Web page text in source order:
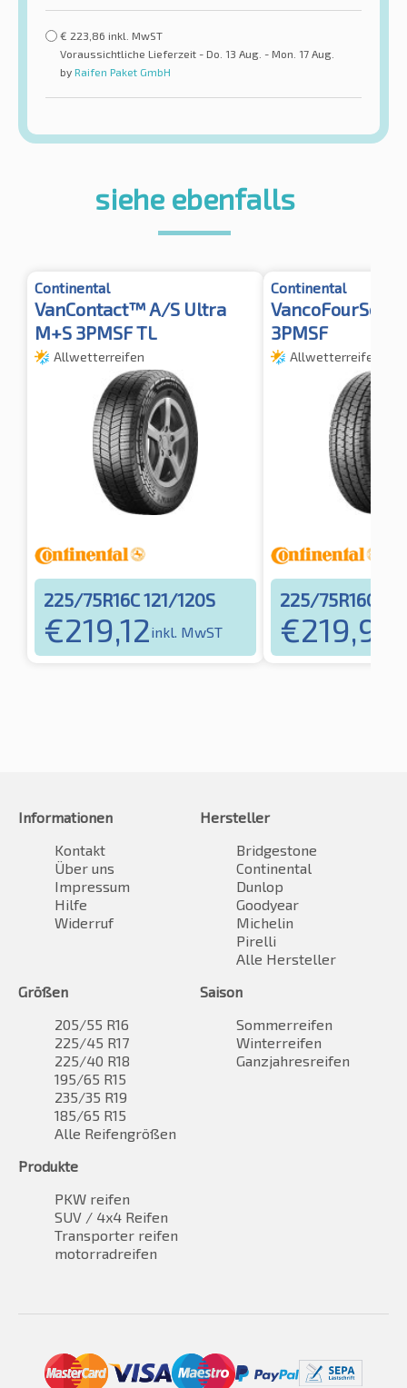
€ 223,86 inkl. MwST
Voraussichtliche Lieferzeit - Do. 13 Aug. - Mon. 17 Aug.
by Raifen Paket GmbH
siehe ebenfalls
Continental
VanContact™ A/S Ultra
M+S 3PMSF TL
Allwetterreifen
225/75R16C 121/120S
€219,12 inkl. MwST
Continental
3PMSF
Allwetterreifen
225/75R16C
€219,90
Informationen
Kontakt
Über uns
Impressum
Hilfe
Widerruf
Hersteller
Bridgestone
Continental
Dunlop
Goodyear
Michelin
Pirelli
Alle Hersteller
Größen
205/55 R16
225/45 R17
225/40 R18
195/65 R15
235/35 R19
185/65 R15
Alle Reifengrößen
Saison
Sommerreifen
Winterreifen
Ganzjahresreifen
Produkte
PKW reifen
SUV / 4x4 Reifen
Transporter reifen
motorradreifen